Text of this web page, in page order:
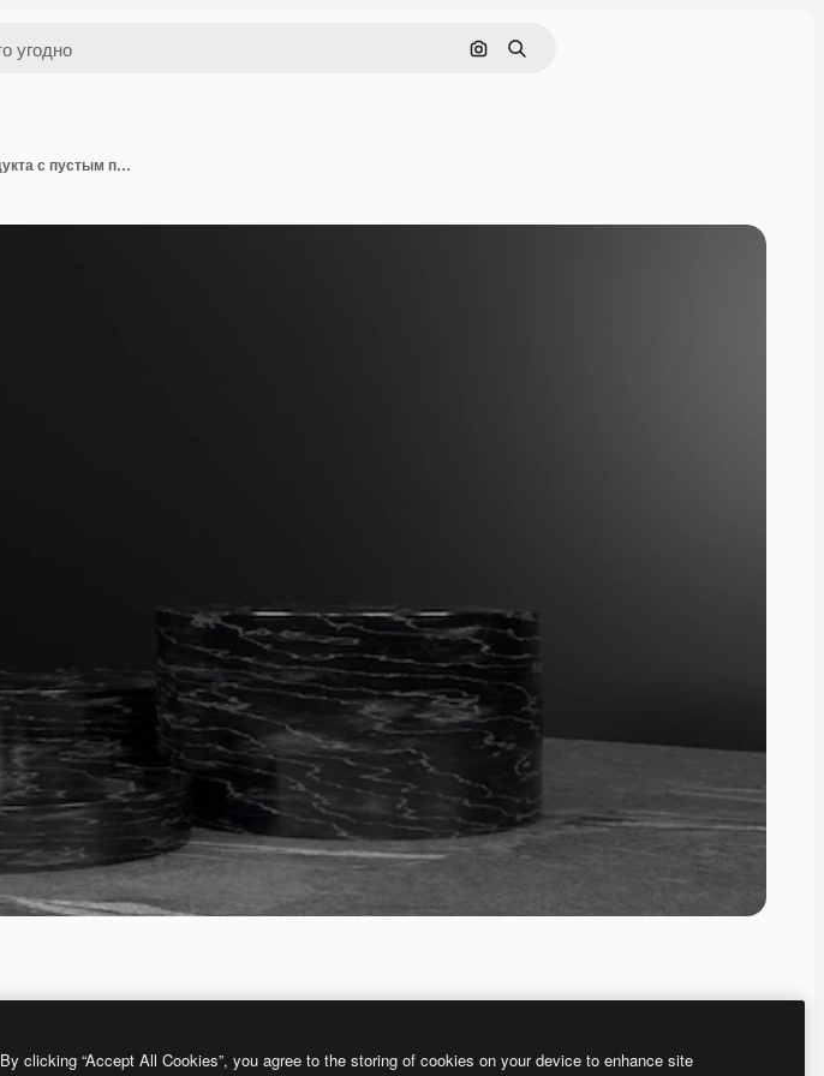
Поиск по изображению
Поиск
3d геометрический черный подиум для размещения продукта с пустым пространством
By clicking “Accept All Cookies”, you agree to the storing of cookies on your device to enhance site